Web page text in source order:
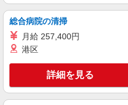
総合病院の清掃
月給 257,400円
港区
詳細を見る